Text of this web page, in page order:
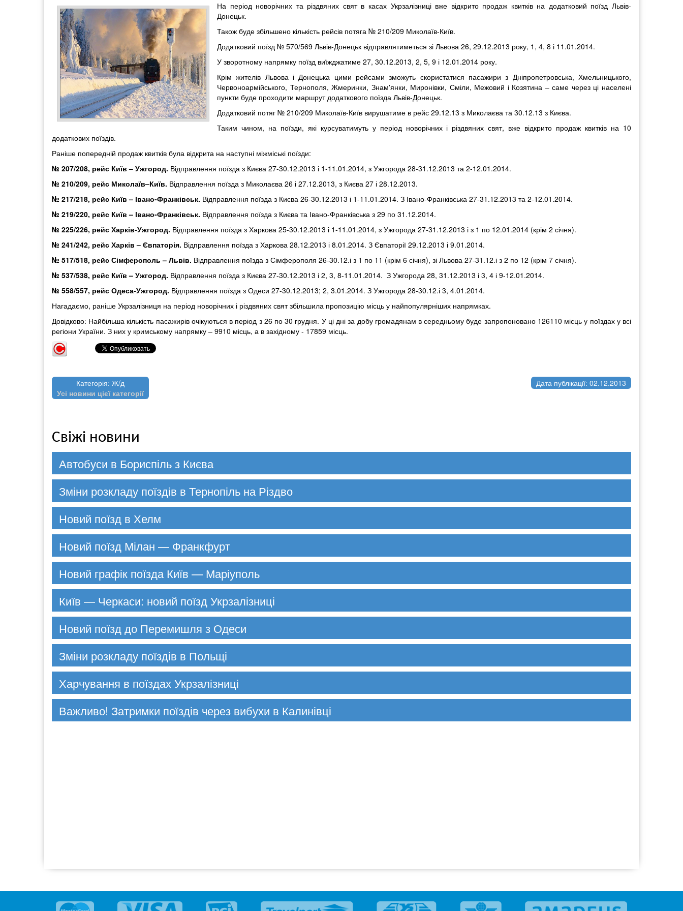
На період новорічних та різдвяних свят в касах Укрзалізниці вже відкрито продаж квитків на додатковий поїзд Львів-
Донецьк.
Також буде збільшено кількість рейсів потяга № 210/209 Миколаїв-Київ.
Додатковий поїзд № 570/569 Львів-Донецьк відправлятиметься зі Львова 26, 29.12.2013 року, 1, 4, 8 і 11.01.2014.
У зворотному напрямку поїзд виїжджатиме 27, 30.12.2013, 2, 5, 9 і 12.01.2014 року.
Крім жителів Львова і Донецька цими рейсами зможуть скористатися пасажири з Дніпропетровська, Хмельницького,
Червоноармійського, Тернополя, Жмеринки, Знам'янки, Миронівки, Сміли, Межовий і Козятина – саме через ці населені
пункти буде проходити маршрут додаткового поїзда Львів-Донецьк.
Додатковий потяг № 210/209 Миколаїв-Київ вирушатиме в рейс 29.12.13 з Миколаєва та 30.12.13 з Києва.
Таким чином, на поїзди, які курсуватимуть у період новорічних і різдвяних свят, вже відкрито продаж квитків на 10
додаткових поїздів.
Раніше попередній продаж квитків була відкрита на наступні міжміські поїзди:
№ 207/208, рейс Київ – Ужгород. Відправлення поїзда з Києва 27-30.12.2013 і 1-11.01.2014, з Ужгорода 28-31.12.2013 та 2-12.01.2014.
№ 210/209, рейс Миколаїв–Київ. Відправлення поїзда з Миколаєва 26 і 27.12.2013, з Києва 27 і 28.12.2013.
№ 217/218, рейс Київ – Івано-Франківськ. Відправлення поїзда з Києва 26-30.12.2013 і 1-11.01.2014. З Івано-Франківська 27-31.12.2013 та 2-12.01.2014.
№ 219/220, рейс Київ – Івано-Франківськ. Відправлення поїзда з Києва та Івано-Франківська з 29 по 31.12.2014.
№ 225/226, рейс Харків-Ужгород. Відправлення поїзда з Харкова 25-30.12.2013 і 1-11.01.2014, з Ужгорода 27-31.12.2013 і з 1 по 12.01.2014 (крім 2 січня).
№ 241/242, рейс Харків – Євпаторія. Відправлення поїзда з Харкова 28.12.2013 і 8.01.2014. З Євпаторії 29.12.2013 і 9.01.2014.
№ 517/518, рейс Сімферополь – Львів. Відправлення поїзда з Сімферополя 26-30.12.і з 1 по 11 (крім 6 січня), зі Львова 27-31.12.і з 2 по 12 (крім 7 січня).
№ 537/538, рейс Київ – Ужгород. Відправлення поїзда з Києва 27-30.12.2013 і 2, 3, 8-11.01.2014. З Ужгорода 28, 31.12.2013 і 3, 4 і 9-12.01.2014.
№ 558/557, рейс Одеса-Ужгород. Відправлення поїзда з Одеси 27-30.12.2013; 2, 3.01.2014. З Ужгорода 28-30.12.і 3, 4.01.2014.
Нагадаємо, раніше Укрзалізниця на період новорічних і різдвяних свят збільшила пропозицію місць у найпопулярніших напрямках.
Довідково: Найбільша кількість пасажирів очікуються в період з 26 по 30 грудня. У ці дні за добу громадянам в середньому буде запропоновано 126110 місць у поїздах у всі
регіони України. З них у кримському напрямку – 9910 місць, а в західному - 17859 місць.
Категорія: Ж/д
Усі новини цієї категорії
Дата публікації: 02.12.2013
Свіжі новини
Автобуси в Бориспіль з Києва
Зміни розкладу поїздів в Тернопіль на Різдво
Новий поїзд в Хелм
Новий поїзд Мілан — Франкфурт
Новий графік поїзда Київ — Маріуполь
Київ — Черкаси: новий поїзд Укрзалізниці
Новий поїзд до Перемишля з Одеси
Зміни розкладу поїздів в Польщі
Харчування в поїздах Укрзалізниці
Важливо! Затримки поїздів через вибухи в Калинівці